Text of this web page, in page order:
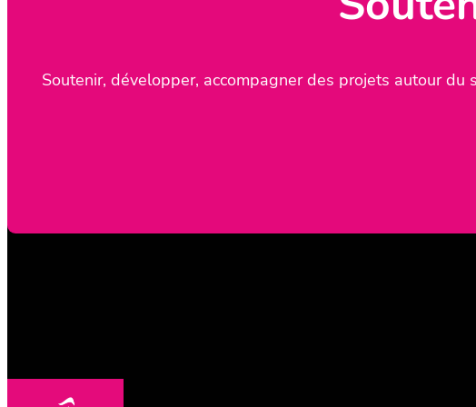
Soutenir, développer, accompagner des projets autour